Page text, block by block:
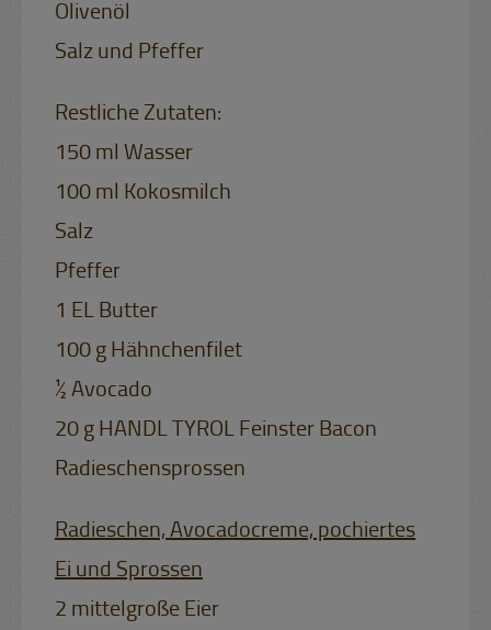
Olivenöl
Salz und Pfeffer
Restliche Zutaten:
150 ml Wasser
100 ml Kokosmilch
Salz
Pfeffer
1 EL Butter
100 g Hähnchenfilet
½ Avocado
20 g HANDL TYROL Feinster Bacon
Radieschensprossen
Radieschen, Avocadocreme, pochiertes
Ei und Sprossen
2 mittelgroße Eier